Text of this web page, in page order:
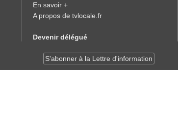
En savoir +
A propos de tvlocale.fr
Devenir délégué
S'abonner à la Lettre d'information